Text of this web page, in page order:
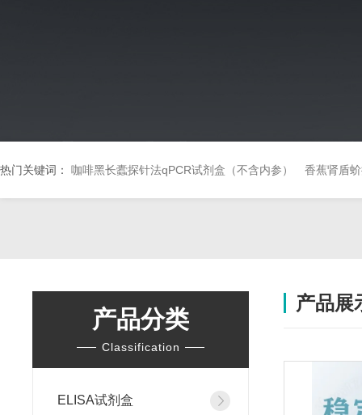
热门关键词： 咖啡黑长蠹探针法qPCR试剂盒（不含内参） 香蕉肾盾
产品分类
Classification
ELISA试剂盒
产品展